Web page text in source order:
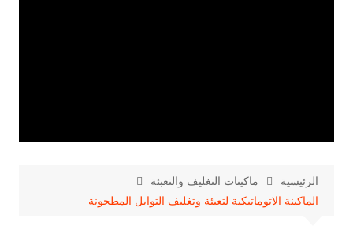
الرئيسية
ماكينات التغليف والتعبئة
الماكينة الاتوماتيكية لتعبئة وتغليف التوابل المطحونة